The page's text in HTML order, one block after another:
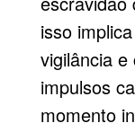
isso
vigilância
impulsos
momento